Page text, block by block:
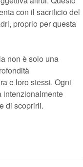
con il sacrificio del
proprio per questa
non è solo una
e loro stessi. Ogni
intenzionalmente
di scoprirli.